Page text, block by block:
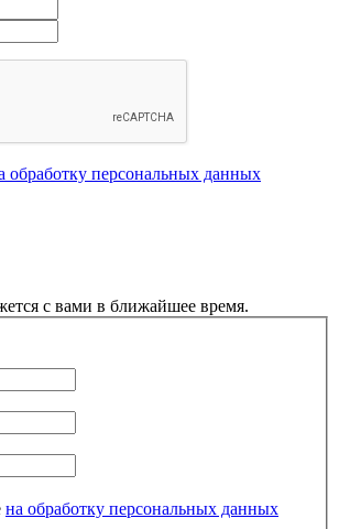
обработку персональных данных
с вами в ближайшее время.
на обработку персональных данных